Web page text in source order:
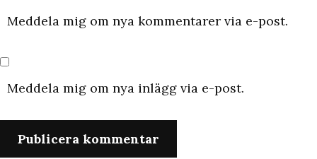
Meddela mig om nya kommentarer via e-post.
Meddela mig om nya inlägg via e-post.